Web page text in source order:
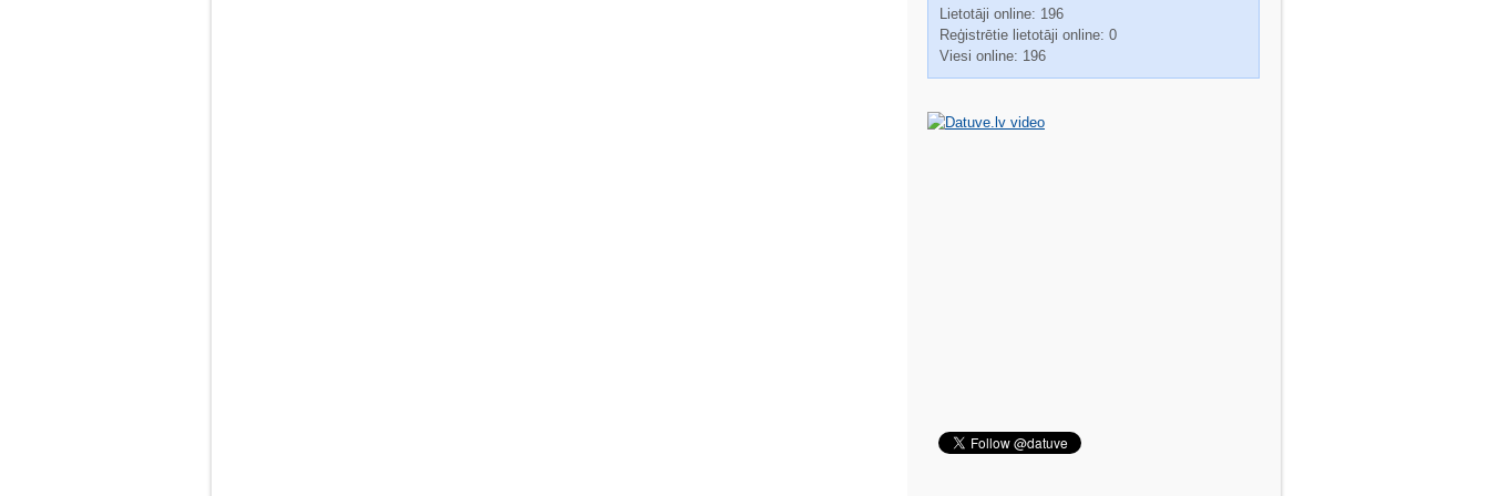
Lietotāji online: 196
Reģistrētie lietotāji online: 0
Viesi online: 196